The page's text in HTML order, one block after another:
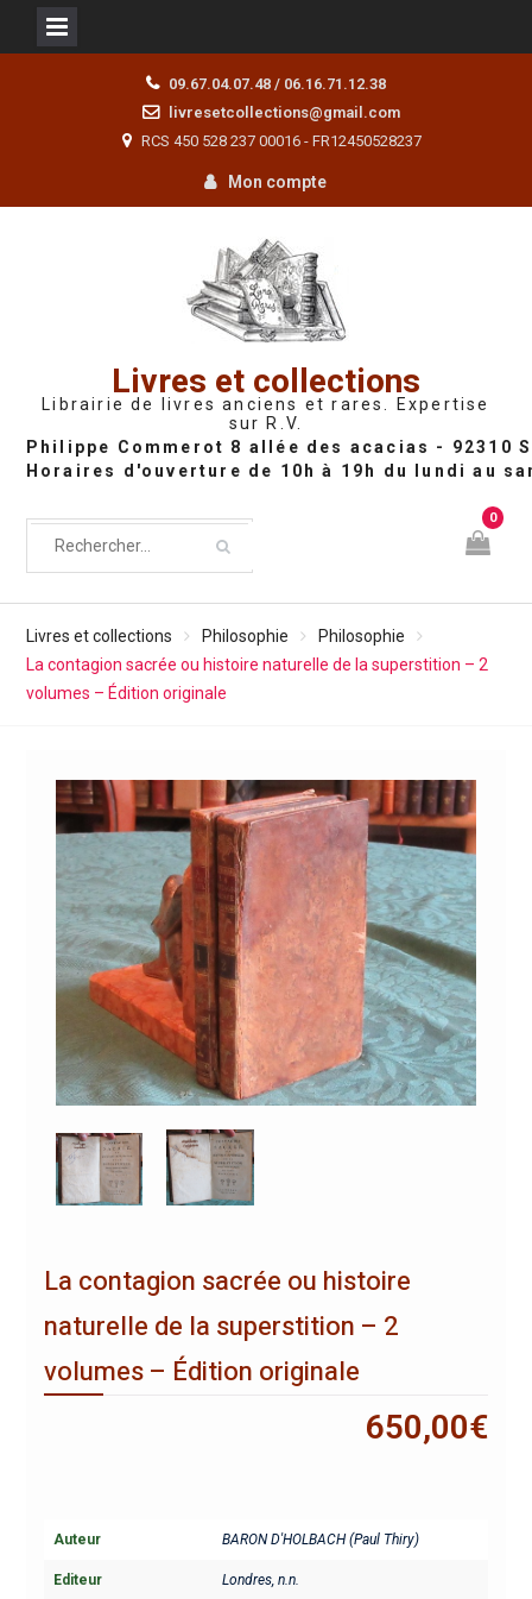
09.67.04.07.48 / 06.16.71.12.38
livresetcollections@gmail.com
RCS 450 528 237 00016 - FR12450528237
Mon compte
Livres et collections
Librairie de livres anciens et rares. Expertise
sur R.V.
0
Livres et collections Philosophie
Philosophie
La contagion sacrée ou histoire naturelle de la superstition – 2
volumes – Édition originale
La contagion sacrée ou histoire
naturelle de la superstition – 2
volumes – Édition originale
650,00€
Auteur BARON D'HOLBACH (Paul Thiry)
Editeur Londres, n.n.